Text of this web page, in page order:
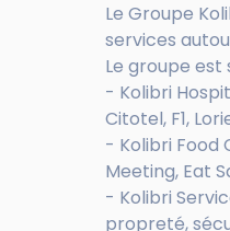
Le Groupe
services
Le groupe
- Kolibri
Citotel, F1,
- Kolibri Food
Meeting, Eat
- Kolibri
propreté,